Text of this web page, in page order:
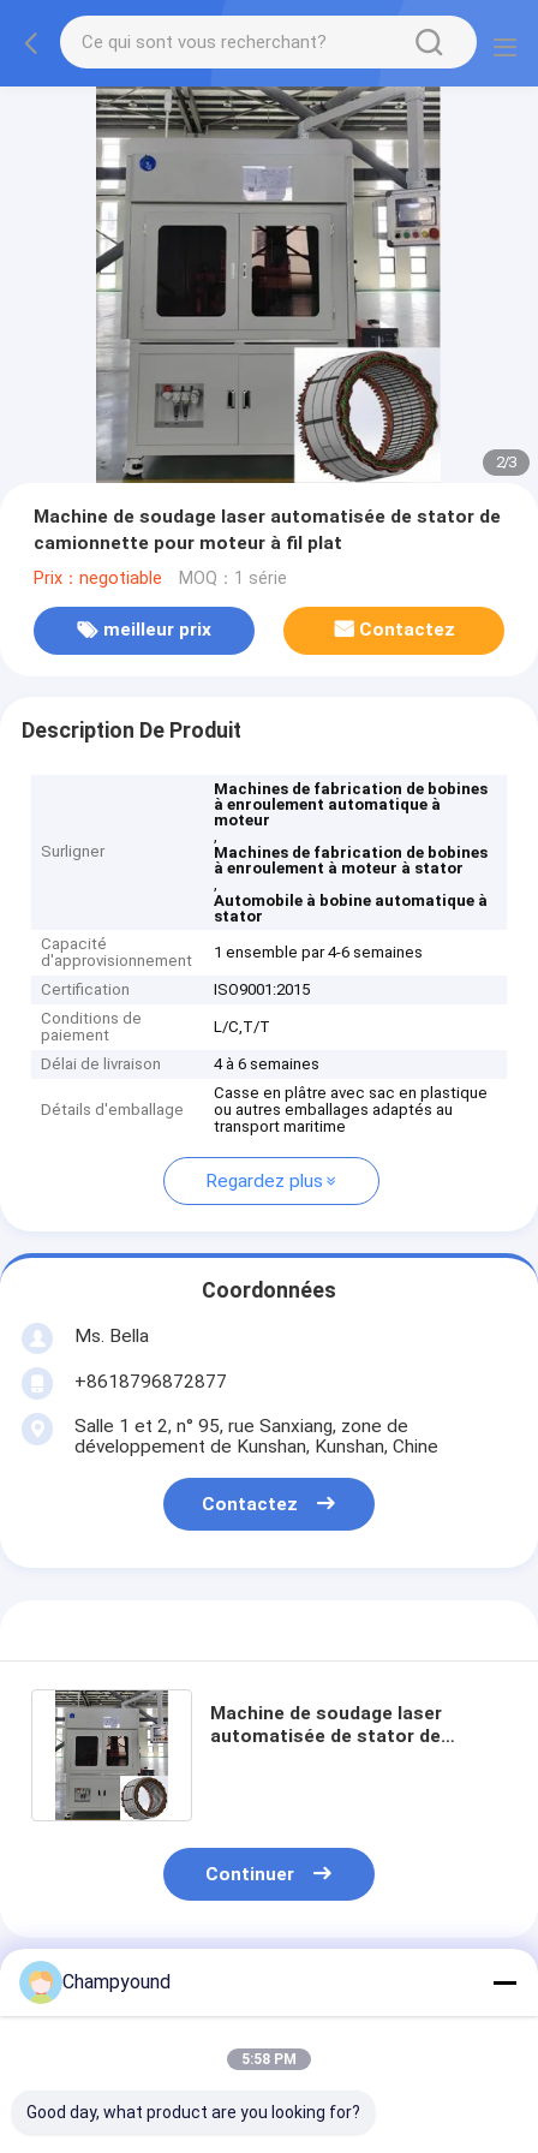
2/3
Machine de soudage laser automatisée de stator de
camionnette pour moteur à fil plat
Prix：negotiable MOQ：1 série
meilleur prix Contactez
Description De Produit
Surligner
Machines de fabrication de bobines
à enroulement automatique à
moteur
,
Machines de fabrication de bobines
à enroulement à moteur à stator
,
Automobile à bobine automatique à
stator
Capacité
d'approvisionnement
1 ensemble par 4-6 semaines
Certification
ISO9001:2015
Conditions de
paiement
L/C,T/T
Délai de livraison 4 à 6 semaines
Détails d'emballage
Casse en plâtre avec sac en plastique
ou autres emballages adaptés au
transport maritime
Regardez plus
Coordonnées
Ms. Bella
+8618796872877
Salle 1 et 2, n° 95, rue Sanxiang, zone de
développement de Kunshan, Kunshan, Chine
Contactez
Machine de soudage laser
automatisée de stator de
Continuer
Produits Recommandés
Champyound
5:58 PM
Good day, what product are you looking for?